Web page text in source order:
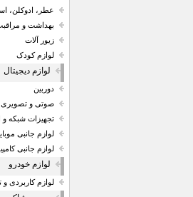
عطر، ادوکلن،
بهداشت و
زیور آلات
لوازم کودک
لوازم دیجیتال
دوربین
صوتی و تصویری
تجهیزات شبکه و
لوازم جانبی
لوازم جانبی
لوازم خودرو
لوازم کاربردی و